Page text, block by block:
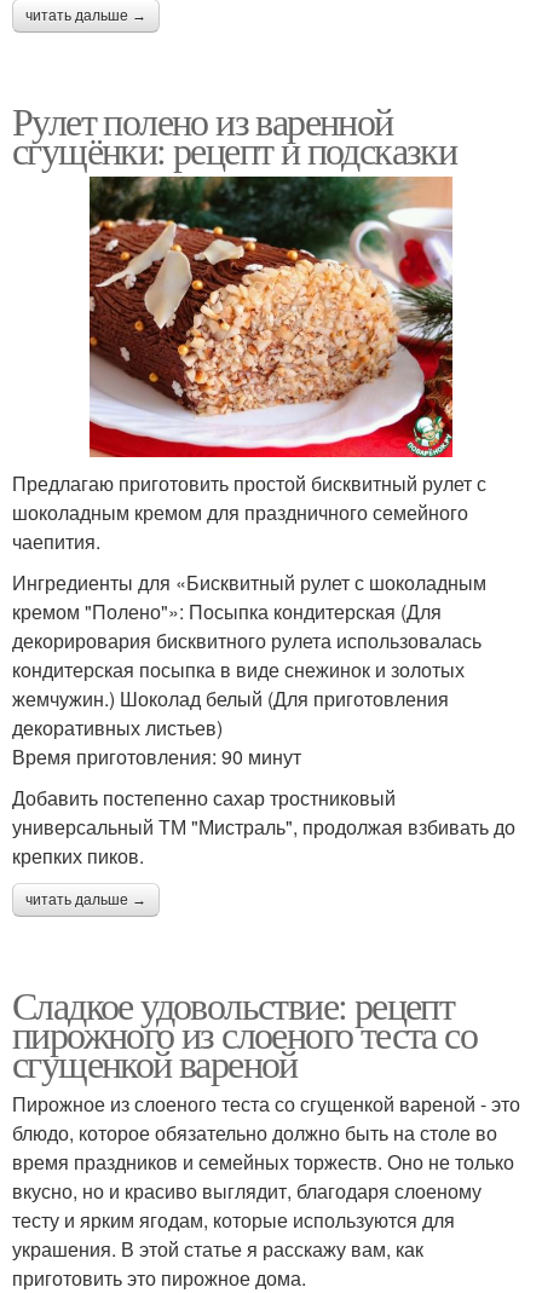
читать дальше →
Рулет полено из варенной
сгущёнки: рецепт и подсказки
Предлагаю приготовить простой бисквитный рулет с
шоколадным кремом для праздничного семейного
чаепития.
Ингредиенты для «Бисквитный рулет с шоколадным
кремом "Полено"»: Посыпка кондитерская (Для
декорировария бисквитного рулета использовалась
кондитерская посыпка в виде снежинок и золотых
жемчужин.) Шоколад белый (Для приготовления
декоративных листьев)
Время приготовления: 90 минут
Добавить постепенно сахар тростниковый
универсальный ТМ "Мистраль", продолжая взбивать до
крепких пиков.
читать дальше →
Сладкое удовольствие: рецепт
пирожного из слоеного теста со
сгущенкой вареной
Пирожное из слоеного теста со сгущенкой вареной - это
блюдо, которое обязательно должно быть на столе во
время праздников и семейных торжеств. Оно не только
вкусно, но и красиво выглядит, благодаря слоеному
тесту и ярким ягодам, которые используются для
украшения. В этой статье я расскажу вам, как
приготовить это пирожное дома.